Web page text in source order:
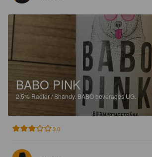
BABO PINK
2.5% Radler / Shandy. BABO beverages UG.
3.0